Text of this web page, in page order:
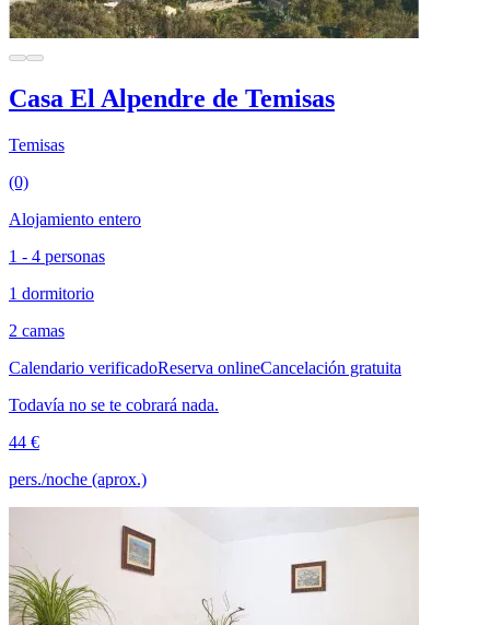
Casa El Alpendre de Temisas
Temisas
(0)
Alojamiento entero
1 - 4 personas
1 dormitorio
2 camas
Calendario verificadoReserva onlineCancelación gratuita
Todavía no se te cobrará nada.
44 €
pers./noche (aprox.)